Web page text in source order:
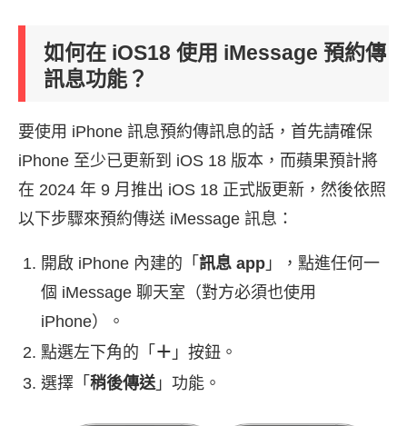
如何在 iOS18 使用 iMessage 預約傳
訊息功能？
要使用 iPhone 訊息預約傳訊息的話，首先請確保
iPhone 至少已更新到 iOS 18 版本，而蘋果預計將
在 2024 年 9 月推出 iOS 18 正式版更新，然後依照
以下步驟來預約傳送 iMessage 訊息：
開啟 iPhone 內建的「 訊息 app 」，點進任何一
個 iMessage 聊天室（對方必須也使用
iPhone）。
點選左下角的「 ＋ 」按鈕。
選擇「 稍後傳送」功能。